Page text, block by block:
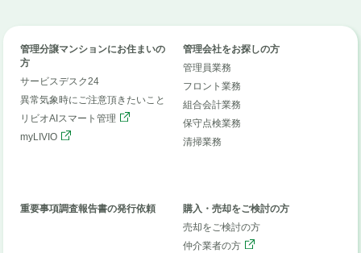
管理分譲マンションにお住まいの
方
サービスデスク24
異常気象時にご注意頂きたいこと
リビオAIスマート管理
myLIVIO
管理会社をお探しの方
管理員業務
フロント業務
組合会計業務
保守点検業務
清掃業務
重要事項調査報告書の発行依頼
購入・売却をご検討の方
売却をご検討の方
仲介業者の方